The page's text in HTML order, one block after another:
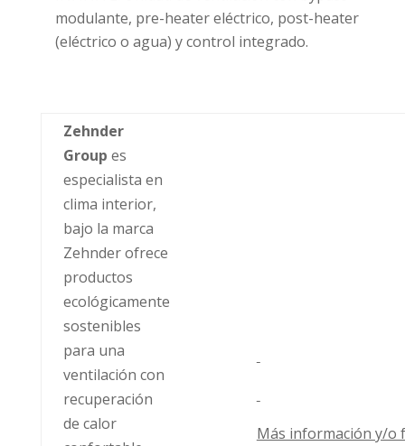
modulante, pre-heater eléctrico, post-heater
(eléctrico o agua) y control integrado.
Zehnder
Group es
especialista en
clima interior,
bajo la marca
Zehnder ofrece
productos
ecológicamente
sostenibles
para una
ventilación con
recuperación
de calor
Más información y/o